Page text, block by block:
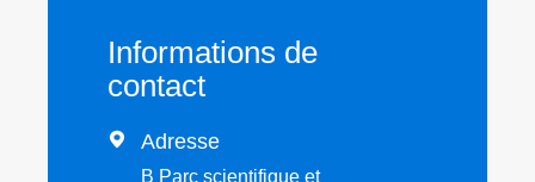
Informations de
contact
 Adresse
B Parc scientifique et